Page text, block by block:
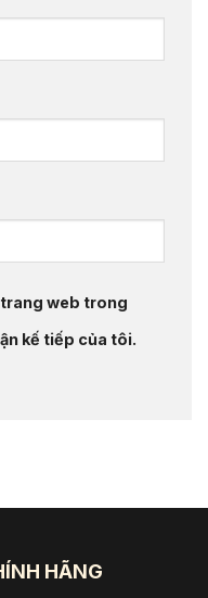
web trong
kế tiếp của tôi.
HÃNG